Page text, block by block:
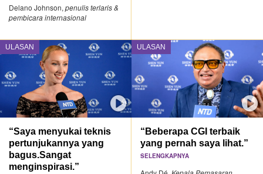
Delano Johnson, penulis terlaris &
pembicara internasional
ULASAN
“Saya menyukai teknis
pertunjukannya yang
bagus.Sangat
menginspirasi.”
ULASAN
“Beberapa CGI terbaik
yang pernah saya lihat.”
SELENGKAPNYA